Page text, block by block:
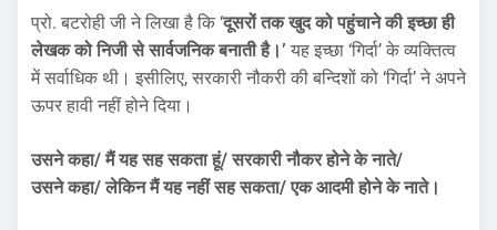
प्रो. बटरोही जी ने लिखा है कि ‘दूसरों तक खुद को पहुंचाने की इच्छा ही
लेखक को निजी से सार्वजनिक बनाती है।’ यह इच्छा ‘गिर्दा’ के व्यक्तित्व
में सर्वाधिक थी। इसीलिए, सरकारी नौकरी की बन्दिशों को ‘गिर्दा’ ने अपने
ऊपर हावी नहीं होने दिया।
उसने कहा/ मैं यह सह सकता हूं/ सरकारी नौकर होने के नाते/
उसने कहा/ लेकिन मैं यह नहीं सह सकता/ एक आदमी होने के नाते।